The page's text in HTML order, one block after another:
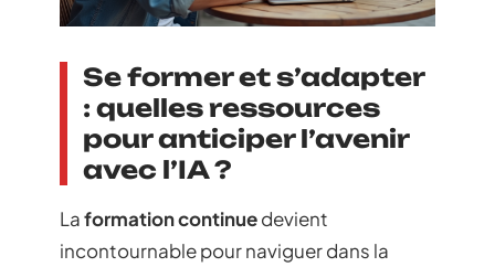
Se former et s’adapter
: quelles ressources
pour anticiper l’avenir
avec l’IA ?
Laformation continuedevient
incontournable pour naviguer dans la